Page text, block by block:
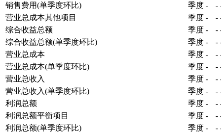
销售费用(单季度环比)
季度 - -
营业总成本其他项目
季度 - -
综合收益总额
季度 - -
综合收益总额(单季度环比)
季度 - -
营业总成本
季度 - -
营业总成本(单季度环比)
季度 - -
营业总收入
季度 - -
营业总收入(单季度环比)
季度 - -
利润总额
季度 - -
利润总额平衡项目
季度 - -
利润总额(单季度环比)
季度 - -